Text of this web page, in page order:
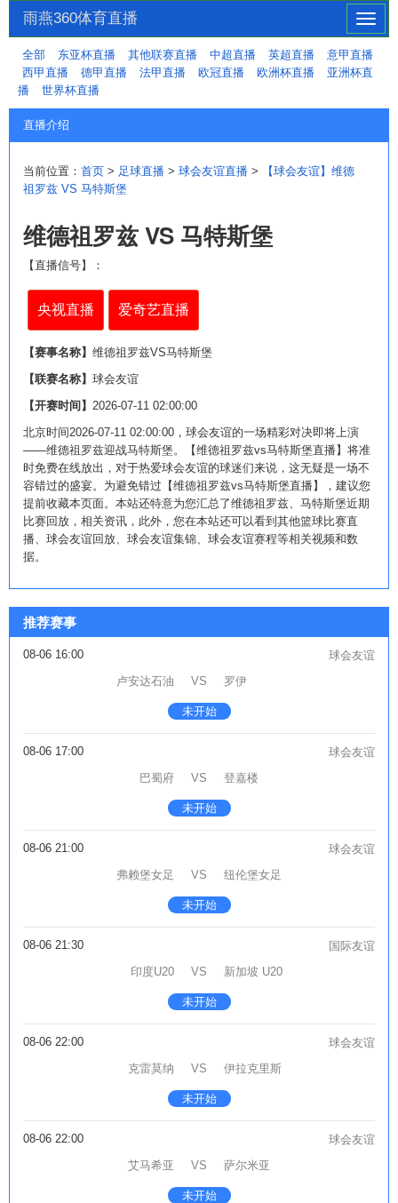
切
换
导
航
雨燕360体育直播
全部 东亚杯直播 其他联赛直播 中超直播 英超直播
意甲直播
西甲直播
德甲直播 法甲直播 欧冠直播 欧洲杯直播
亚洲杯直
播
世界杯直播
直播介绍
当前位置： 首页 > 足球直播 > 球会友谊直播 >
【球会友谊】维德
祖罗兹 VS 马特斯堡
维德祖罗兹 VS 马特斯堡
【直播信号】：
央视直播 爱奇艺直播
【赛事名称】 维德祖罗兹VS马特斯堡
【联赛名称】 球会友谊
【开赛时间】 2026-07-11 02:00:00
北京时间2026-07-11 02:00:00，球会友谊的一场精彩对决即将上演
——维德祖罗兹迎战马特斯堡。【维德祖罗兹vs马特斯堡直播】将准
时免费在线放出，对于热爱球会友谊的球迷们来说，这无疑是一场不
容错过的盛宴。为避免错过【维德祖罗兹vs马特斯堡直播】，建议您
提前收藏本页面。本站还特意为您汇总了维德祖罗兹、马特斯堡近期
比赛回放，相关资讯，此外，您在本站还可以看到其他篮球比赛直
播、球会友谊回放、球会友谊集锦、球会友谊赛程等相关视频和数
据。
推荐赛事
08-06 16:00
球会友谊
卢安达石油
VS 罗伊
未开始
08-06 17:00
球会友谊
巴蜀府
VS 登嘉楼
未开始
08-06 21:00
球会友谊
弗赖堡女足
VS 纽伦堡女足
未开始
08-06 21:30
国际友谊
印度U20
VS 新加坡 U20
未开始
08-06 22:00
球会友谊
克雷莫纳
VS 伊拉克里斯
未开始
08-06 22:00
球会友谊
艾马希亚
VS 萨尔米亚
未开始